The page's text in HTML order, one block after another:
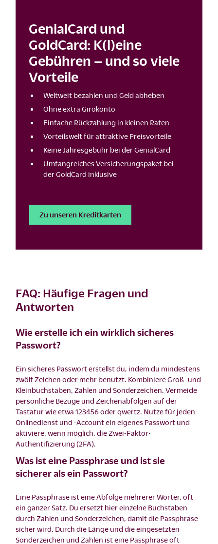
GenialCard und
GoldCard: K(l)eine
Gebühren – und so viele
Vorteile
Weltweit bezahlen und Geld abheben
Ohne extra Girokonto
Einfache Rückzahlung in kleinen Raten
Vorteilswelt für attraktive Preisvorteile
Keine Jahresgebühr bei der GenialCard
Umfangreiches Versicherungspaket bei
der GoldCard inklusive
Zu unseren Kreditkarten
FAQ: Häufige Fragen und
Antworten
Wie erstelle ich ein wirklich sicheres
Passwort?
Ein sicheres Passwort erstellst du, indem du mindestens
zwölf Zeichen oder mehr benutzt. Kombiniere Groß- und
Kleinbuchstaben, Zahlen und Sonderzeichen. Vermeide
persönliche Bezüge und Zeichenabfolgen auf der
Tastatur wie etwa 123456 oder qwertz. Nutze für jeden
Onlinedienst und -Account ein eigenes Passwort und
aktiviere, wenn möglich, die Zwei-Faktor-
Authentifizierung (2FA).
Was ist eine Passphrase und ist sie
sicherer als ein Passwort?
Eine Passphrase ist eine Abfolge mehrerer Wörter, oft
ein ganzer Satz. Du ersetzt hier einzelne Buchstaben
durch Zahlen und Sonderzeichen, damit die Passphrase
sicher wird. Durch die Länge und die eingesetzten
Sonderzeichen und Zahlen ist eine Passphrase oft